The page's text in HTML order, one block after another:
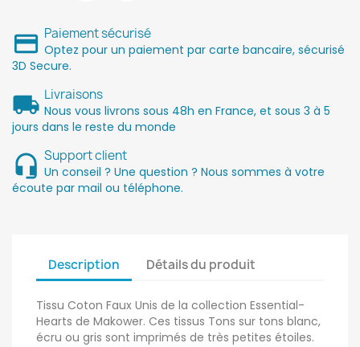
Paiement sécurisé
Optez pour un paiement par carte bancaire, sécurisé
3D Secure.
Livraisons
Nous vous livrons sous 48h en France, et sous 3 à 5
jours dans le reste du monde
Support client
Un conseil ? Une question ? Nous sommes à votre
écoute par mail ou téléphone.
Description Détails du produit
Tissu Coton Faux Unis de la collection Essential-
Hearts de Makower. Ces tissus Tons sur tons blanc,
écru ou gris sont imprimés de très petites étoiles.